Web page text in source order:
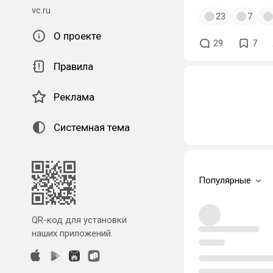
vc.ru
О проекте
Правила
Реклама
Системная тема
QR-код для установки
наших приложений.
23 7
29 7
Популярные